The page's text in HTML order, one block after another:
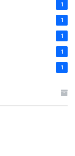
1
1
1
1
1